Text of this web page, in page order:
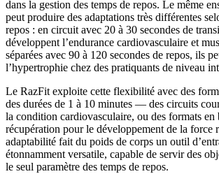
dans la gestion des temps de repos. Le même
peut produire des adaptations très différentes
repos : en circuit avec 20 à 30 secondes de
développent l’endurance cardiovasculaire et
séparées avec 90 à 120 secondes de repos, ils
l’hypertrophie chez des pratiquants de niveau
Le RazFit exploite cette flexibilité avec des
des durées de 1 à 10 minutes — des circuits
la condition cardiovasculaire, ou des formats en
récupération pour le développement de la force
adaptabilité fait du poids de corps un outil
étonnamment versatile, capable de servir des
le seul paramètre des temps de repos.